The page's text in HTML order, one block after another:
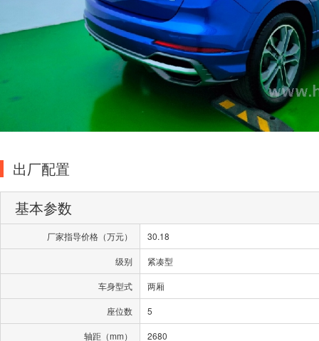
出厂配置
基本参数
厂家指导价格（万元） 30.18
级别 紧凑型
车身型式 两厢
座位数 5
轴距（mm） 2680